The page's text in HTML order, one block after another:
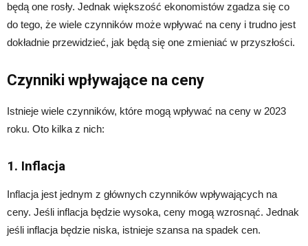
będą one rosły. Jednak większość ekonomistów zgadza się co
do tego, że wiele czynników może wpływać na ceny i trudno jest
dokładnie przewidzieć, jak będą się one zmieniać w przyszłości.
Czynniki wpływające na ceny
Istnieje wiele czynników, które mogą wpływać na ceny w 2023
roku. Oto kilka z nich:
1. Inflacja
Inflacja jest jednym z głównych czynników wpływających na
ceny. Jeśli inflacja będzie wysoka, ceny mogą wzrosnąć. Jednak
jeśli inflacja będzie niska, istnieje szansa na spadek cen.